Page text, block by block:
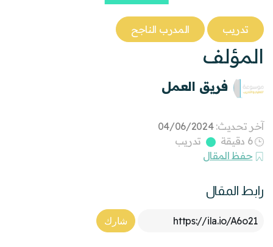
تدريب المدرب الناجح
المؤلف
فريق العمل
آخر تحديث:04/06/2024
6 دقيقة
تدريب
حفظ المقال
رابط المقال
Article Link
شارك